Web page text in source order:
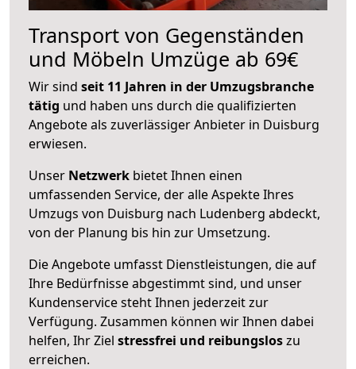
Transport von Gegenständen
und Möbeln Umzüge ab 69€
Wir sind seit 11 Jahren in der Umzugsbranche
tätig und haben uns durch die qualifizierten
Angebote als zuverlässiger Anbieter in Duisburg
erwiesen.
Unser Netzwerk bietet Ihnen einen
umfassenden Service, der alle Aspekte Ihres
Umzugs von Duisburg nach Ludenberg abdeckt,
von der Planung bis hin zur Umsetzung.
Die Angebote umfasst Dienstleistungen, die auf
Ihre Bedürfnisse abgestimmt sind, und unser
Kundenservice steht Ihnen jederzeit zur
Verfügung. Zusammen können wir Ihnen dabei
helfen, Ihr Ziel stressfrei und reibungsloszu
erreichen.